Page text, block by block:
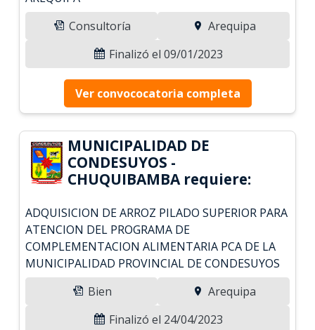
Consultoría
Arequipa
Finalizó el 09/01/2023
Ver convococatoria completa
MUNICIPALIDAD DE
CONDESUYOS -
CHUQUIBAMBA requiere:
ADQUISICION DE ARROZ PILADO SUPERIOR PARA
ATENCION DEL PROGRAMA DE
COMPLEMENTACION ALIMENTARIA PCA DE LA
MUNICIPALIDAD PROVINCIAL DE CONDESUYOS
Bien
Arequipa
Finalizó el 24/04/2023